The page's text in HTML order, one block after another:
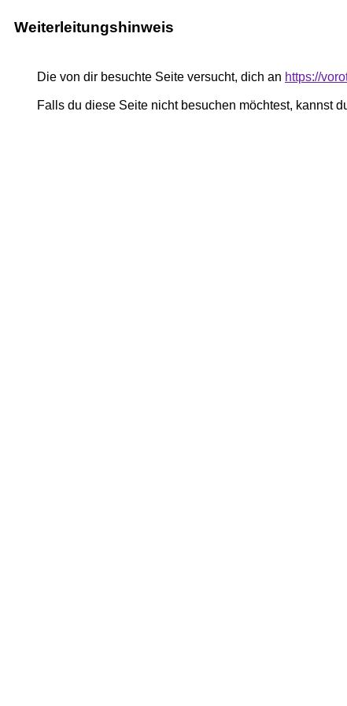
Weiterleitungshinweis
Die von dir besuchte Seite versucht, dich an https://
Falls du diese Seite nicht besuchen möchtest, kannst